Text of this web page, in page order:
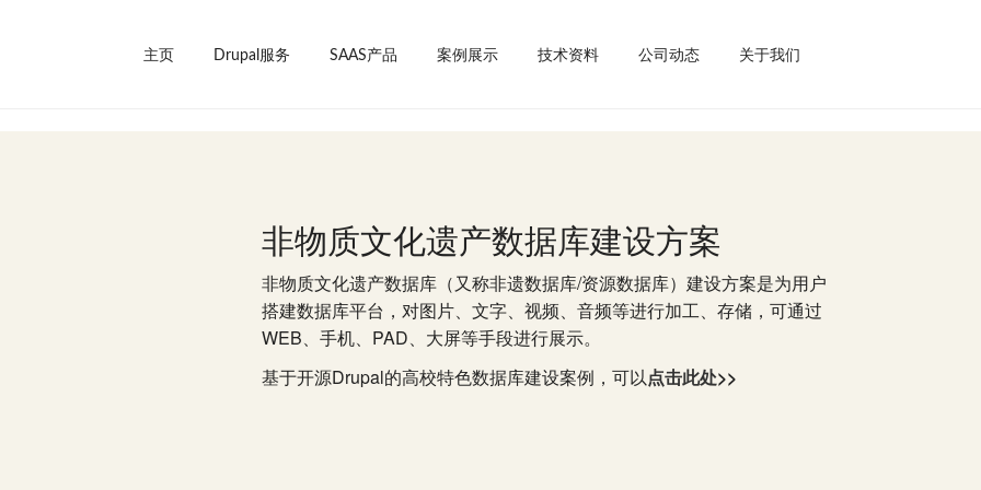
主页 Drupal服务 SAAS产品 案例展示 技术资料 公司动态 关于我们
非物质文化遗产数据库建设方案
非物质文化遗产数据库（又称非遗数据库/资源数据库）建设方案是为用户
搭建数据库平台，对图片、文字、视频、音频等进行加工、存储，可通过
WEB、手机、PAD、大屏等手段进行展示。
基于开源Drupal的高校特色数据库建设案例，可以点击此处>>